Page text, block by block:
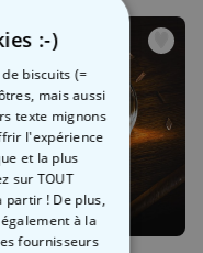
:-)
biscuits (=
mais aussi
texte mignons
l'expérience
et la plus
sur TOUT
partir ! De plus,
à la
fournisseurs